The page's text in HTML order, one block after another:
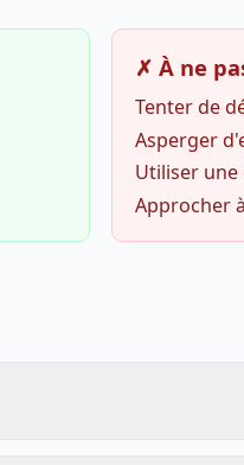
✗ À ne
Tenter de
Asperger
Utiliser une
Approcher